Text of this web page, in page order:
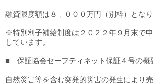
融資限度額は８，０００万円（別枠）となり
※特別利子補給制度は２０２２年９月末で
しています。
■ 保証協会セーフティネット保証４号の概
自然災害等を含む突発的災害の発生により